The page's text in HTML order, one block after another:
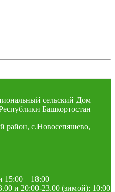
сельский Дом
Башкортостан
район, с.Новосепяшево,
15:00 – 18:00
и 20:00-23.00 (зимой); 10:00